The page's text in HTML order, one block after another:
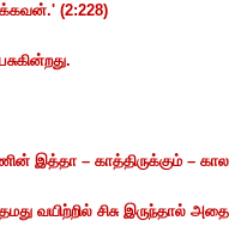
(2:228)
இத்தா – காத்திருக்கும் –
வயிற்றில் சிசு இருந்தால்